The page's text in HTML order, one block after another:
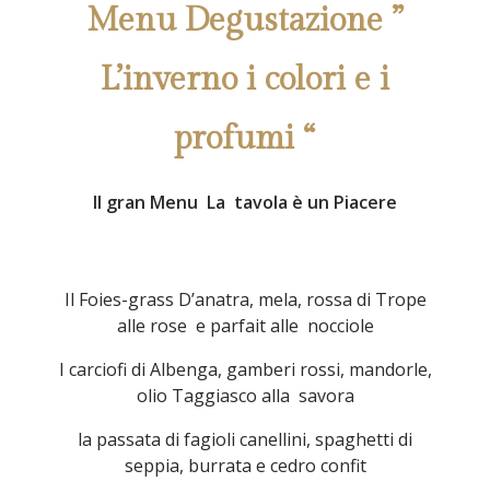
Menu Degustazione ”
L’inverno i colori e i
profumi “
Il gran Menu La tavola è un Piacere
Il Foies-grass D’anatra, mela, rossa di Trope
alle rose e parfait alle nocciole
I carciofi di Albenga, gamberi rossi, mandorle,
olio Taggiasco alla savora
la passata di fagioli canellini, spaghetti di
seppia, burrata e cedro confit